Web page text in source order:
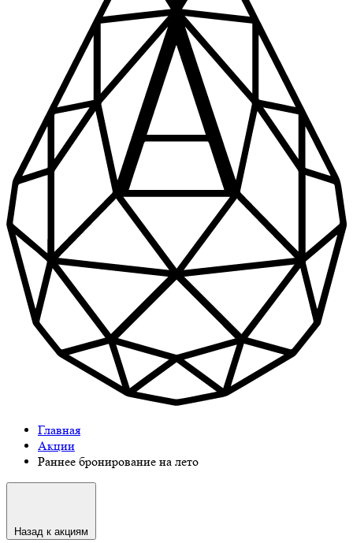
Главная
Акции
Раннее бронирование на лето
Назад к акциям